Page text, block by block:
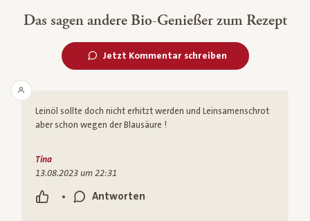
Das sagen andere Bio-Genießer zum Rezept
Jetzt Kommentar schreiben
Leinöl sollte doch nicht erhitzt werden und Leinsamenschrot
aber schon wegen der Blausäure !
• Antworten
Tina
13.08.2023 um 22:31